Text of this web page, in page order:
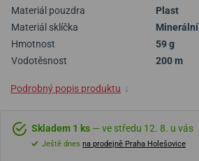
Materiál pouzdra
Plast
Materiál sklíčka
Minerální
Hmotnost
59 g
Vodotěsnost
200 m
Podrobný popis produktu ↓
Skladem 1 ks — ve středu 12. 8. u vás
Ještě dnes na prodejně Praha Holešovice